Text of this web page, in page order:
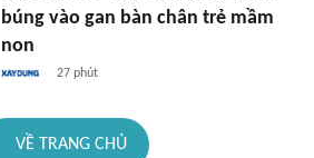
búng vào gan bàn chân trẻ mầm
non
27 phút
VỀ TRANG CHỦ